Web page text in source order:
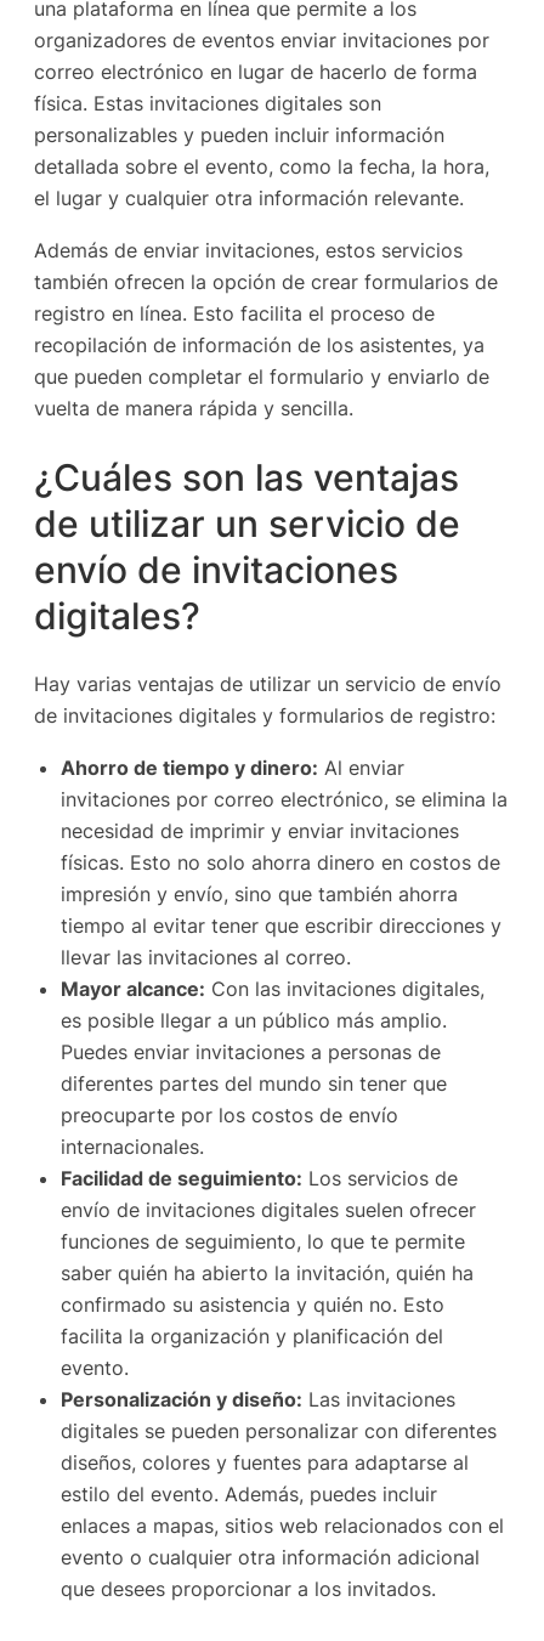
una plataforma en línea que permite a los
organizadores de eventos enviar invitaciones por
correo electrónico en lugar de hacerlo de forma
física. Estas invitaciones digitales son
personalizables y pueden incluir información
detallada sobre el evento, como la fecha, la hora,
el lugar y cualquier otra información relevante.
Además de enviar invitaciones, estos servicios
también ofrecen la opción de crear formularios de
registro en línea. Esto facilita el proceso de
recopilación de información de los asistentes, ya
que pueden completar el formulario y enviarlo de
vuelta de manera rápida y sencilla.
¿Cuáles son las ventajas
de utilizar un servicio de
envío de invitaciones
digitales?
Hay varias ventajas de utilizar un servicio de envío
de invitaciones digitales y formularios de registro:
Ahorro de tiempo y dinero: Al enviar
invitaciones por correo electrónico, se elimina la
necesidad de imprimir y enviar invitaciones
físicas. Esto no solo ahorra dinero en costos de
impresión y envío, sino que también ahorra
tiempo al evitar tener que escribir direcciones y
llevar las invitaciones al correo.
Mayor alcance: Con las invitaciones digitales,
es posible llegar a un público más amplio.
Puedes enviar invitaciones a personas de
diferentes partes del mundo sin tener que
preocuparte por los costos de envío
internacionales.
Facilidad de seguimiento: Los servicios de
envío de invitaciones digitales suelen ofrecer
funciones de seguimiento, lo que te permite
saber quién ha abierto la invitación, quién ha
confirmado su asistencia y quién no. Esto
facilita la organización y planificación del
evento.
Personalización y diseño: Las invitaciones
digitales se pueden personalizar con diferentes
diseños, colores y fuentes para adaptarse al
estilo del evento. Además, puedes incluir
enlaces a mapas, sitios web relacionados con el
evento o cualquier otra información adicional
que desees proporcionar a los invitados.